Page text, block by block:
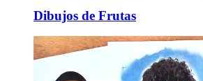
Dibujos de Frutas